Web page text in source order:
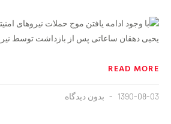
یحیی دهقان ساعاتی پس از بازداشت توسط نیروهای
READ MORE
1390-08-03 بدون دیدگاه